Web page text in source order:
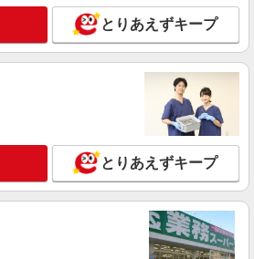
詳細を見る
アセンター/KT600116547203
フォロー営業）/営業（開拓営業）
給2100円 ★交通費規定に基づき交通費支給
京都港区（東京メトロ銀座線虎ノ門駅）
詳細を見る
アセンター/KT6001175900
とりあえずキープ
とりあえずキープ